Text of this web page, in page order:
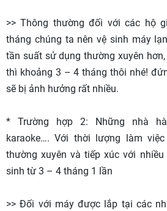
>> Thông thường đối với các hộ
tháng chúng ta nên vệ sinh máy
tần suất sử dụng thường xuyên
thì khoảng 3 – 4 tháng thôi nhé!
sẽ bị ảnh hưởng rất nhiều.
* Trường hợp 2: Những nhà
karaoke…. Với thời lượng làm
thường xuyên và tiếp xúc với
sinh từ 3 – 4 tháng 1 lần
>> Đối với máy được lắp tại các